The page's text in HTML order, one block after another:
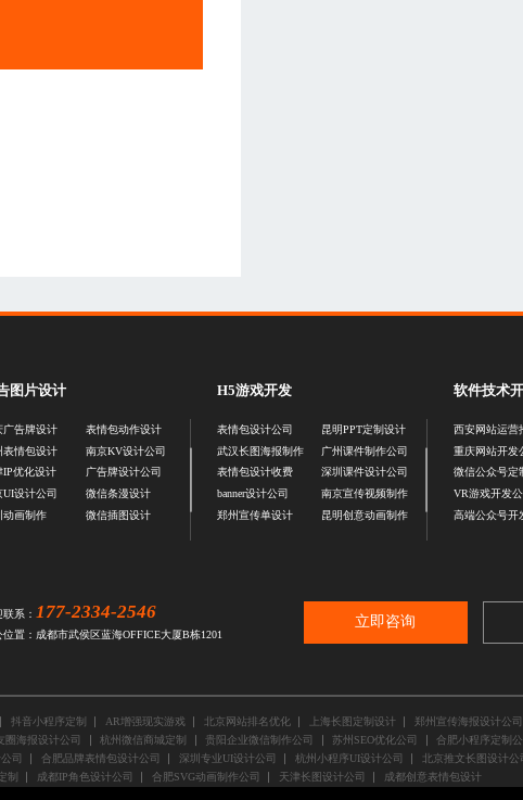
图片设计
广告牌设计
表情包设计
IP优化设计
UI设计公司
动画制作
表情包动作设计
南京KV设计公司
广告牌设计公司
微信条漫设计
微信插图设计
H5游戏开发
表情包设计公司
武汉长图海报制作
表情包设计收费
banner设计公司
郑州宣传单设计
昆明PPT定制设计
广州课件制作公司
深圳课件设计公司
南京宣传视频制作
昆明创意动画制作
软件技术
西安网站运营
重庆网站开发
微信公众号定
VR游戏开发公
高端公众号开
系： 177-2334-2546
位置：成都市武侯区蓝海OFFICE大厦B栋1201
立即咨询
抖音小程序定制 AR增强现实游戏 北京网站排名优化 上海长图定制设计 郑州宣传海报设计公司
圈海报设计公司 杭州微信商城定制 贵阳企业微信制作公司 苏州SEO优化公司 合肥小程序定制公
司 合肥品牌表情包设计公司 深圳专业UI设计公司 杭州小程序UI设计公司 北京推文长图设计公
制 成都IP角色设计公司 合肥SVG动画制作公司 天津长图设计公司 成都创意表情包设计